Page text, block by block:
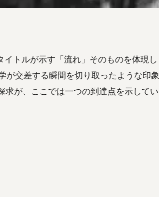
トルが示す「流れ」そのものを体現し
が交差する瞬間を切り取ったような印象
求が、ここでは一つの到達点を示してい